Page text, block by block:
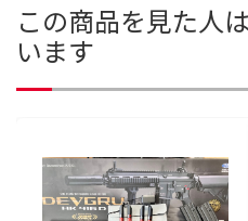
この商品を見た人
います